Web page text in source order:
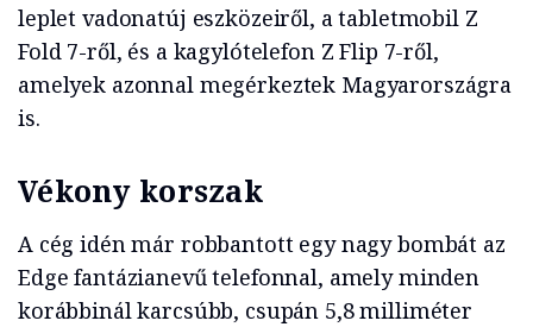
leplet vadonatúj eszközeiről, a tabletmobil Z
Fold 7-ről, és a kagylótelefon Z Flip 7-ről,
amelyek azonnal megérkeztek Magyarországra
is.
Vékony korszak
A cég idén már robbantott egy nagy bombát az
Edge fantázianevű telefonnal, amely minden
korábbinál karcsúbb, csupán 5,8 milliméter